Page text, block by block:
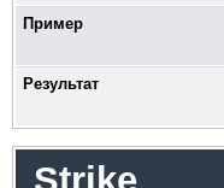
Пример
Результат